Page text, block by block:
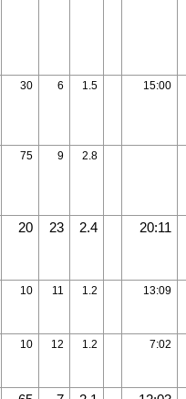
30 6 1.5 15:00
75 9 2.8
20 23 2.4 20:11
10 11 1.2 13:09
10 12 1.2 7:02